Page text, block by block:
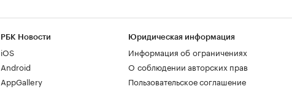
РБК Новости
iOS
Android
AppGallery
Юридическая информация
Информация об ограничениях
О соблюдении авторских прав
Пользовательское соглашение